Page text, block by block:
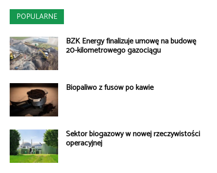
POPULARNE
BZK Energy finalizuje umowę na budowę
20-kilometrowego gazociągu
Biopaliwo z fusów po kawie
Sektor biogazowy w nowej rzeczywistości
operacyjnej